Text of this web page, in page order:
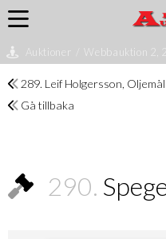
Auktioner Webbauktion 2,
289. Leif Holgersson,
Gå tillbaka
290.